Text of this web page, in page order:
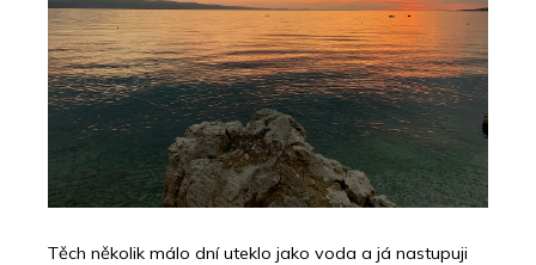
Těch několik málo dní uteklo jako voda a já nastupuji